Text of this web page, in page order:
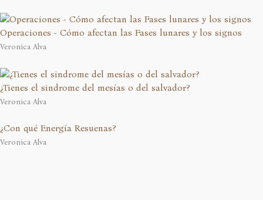
Operaciones - Cómo afectan las Fases lunares y los signos
Veronica Alva
¿Tienes el sindrome del mesías o del salvador?
Veronica Alva
¿Con qué Energía Resuenas?
Veronica Alva